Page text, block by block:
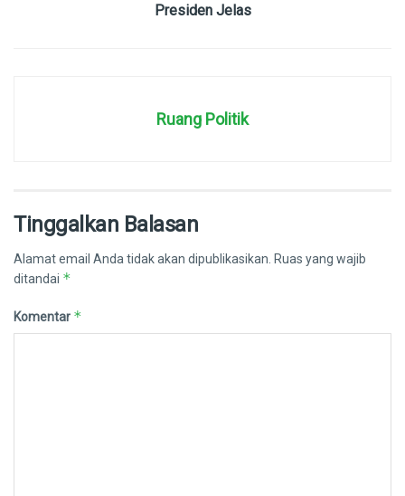
Presiden Jelas
Ruang Politik
Tinggalkan Balasan
Alamat email Anda tidak akan dipublikasikan. Ruas yang wajib
ditandai *
Komentar *